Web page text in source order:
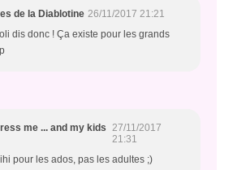
de la Diablotine 26/11/2017 21:21
dis donc ! Ça existe pour les grands
me ... and my kids 27/11/2017
21:31
pour les ados, pas les adultes ;)